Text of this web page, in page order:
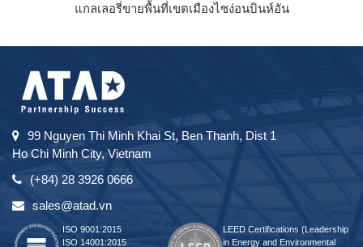
แกลเลอรี่ขายพื้นที่เขตเมืองไซง่อนบินห์อัน
99 Nguyen Thi Minh Khai St, Ben Thanh, Dist 1
Ho Chi Minh City, Vietnam
(+84) 28 3926 0666
sales@atad.vn
ISO 9001:2015
ISO 14001:2015
LEED Certifications (Leadership
in Energy and Environmental